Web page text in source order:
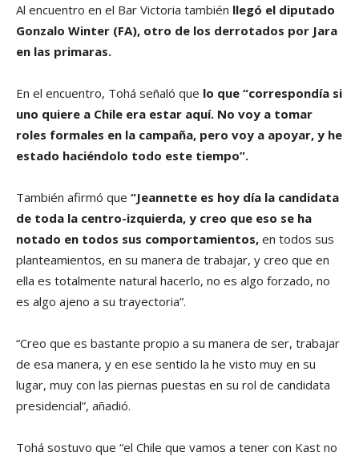
Al encuentro en el Bar Victoria también llegó el diputado
Gonzalo Winter (FA), otro de los derrotados por Jara
en las primaras.
En el encuentro, Tohá señaló que lo que “correspondía si
uno quiere a Chile era estar aquí. No voy a tomar
roles formales en la campaña, pero voy a apoyar, y he
estado haciéndolo todo este tiempo”.
También afirmó que “Jeannette es hoy día la candidata
de toda la centro-izquierda, y creo que eso se ha
notado en todos sus comportamientos, en todos sus
planteamientos, en su manera de trabajar, y creo que en
ella es totalmente natural hacerlo, no es algo forzado, no
es algo ajeno a su trayectoria”.
“Creo que es bastante propio a su manera de ser, trabajar
de esa manera, y en ese sentido la he visto muy en su
lugar, muy con las piernas puestas en su rol de candidata
presidencial”, añadió.
Tohá sostuvo que “el Chile que vamos a tener con Kast no